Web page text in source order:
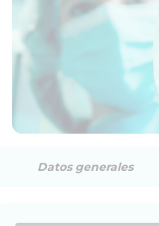
Datos generales